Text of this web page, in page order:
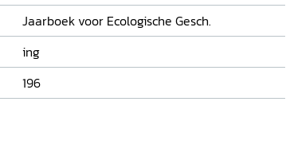
Jaarboek voor Ecologische Gesch.
ing
196